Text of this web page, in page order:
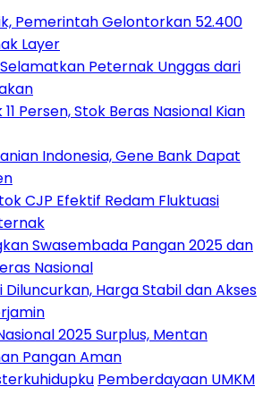
Pemerintah Gelontorkan 52.400
Layer
Peternak Unggas dari
Persen, Stok Beras Nasional Kian
Indonesia, Gene Bank Dapat
CJP Efektif Redam Fluktuasi
Swasembada Pangan 2025 dan
Nasional
Diluncurkan, Harga Stabil dan Akses
2025 Surplus, Mentan
Pangan Aman
Pemberdayaan UMKM